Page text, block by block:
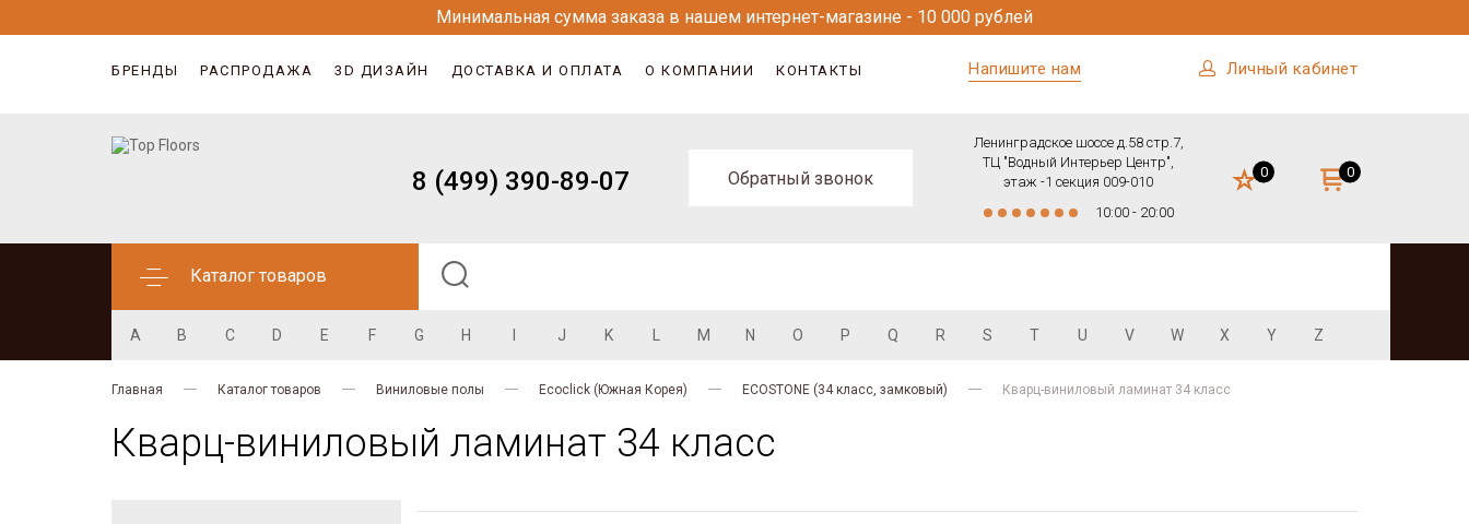
Минимальная сумма заказа в нашем интернет-магазине - 10 000 рублей
БРЕНДЫ РАСПРОДАЖА 3D ДИЗАЙН ДОСТАВКА И ОПЛАТА О КОМПАНИИ КОНТАКТЫ Напишите нам Личный кабинет
8 (499) 390-89-07 Обратный звонок
Ленинградское шоссе д.58 стр.7,
ТЦ "Водный Интерьер Центр",
этаж -1 секция 009-010
10:00 - 20:00
0 0
Каталог товаров
A B C D E F G H J K M N O P Q R S T U V W X Y Z
Главная Каталог товаров Виниловые полы Ecoclick (Южная Корея) ECOSTONE (34 класс, замковый) Кварц-виниловый ламинат 34 класс
Кварц-виниловый ламинат 34 класс